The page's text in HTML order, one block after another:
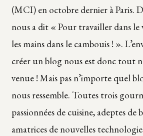
(MCI) en octobre dernier à Paris.
nous a dit « Pour travailler dans
les mains dans le cambouis ! ».
créer un blog nous est donc tout
venue ! Mais pas n’importe quel
nous ressemble. Toutes trois
passionnées de cuisine, adeptes de
amatrices de nouvelles